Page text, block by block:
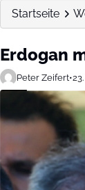
Startseite
Erdogan
Peter Zeifert•